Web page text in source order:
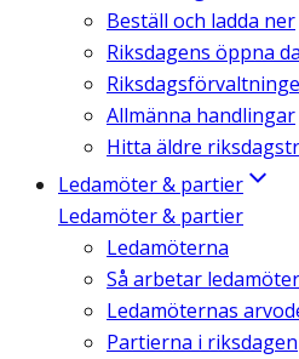
Beställ och ladda ner
Riksdagens öppna
Allmänna handlingar
Hitta äldre
Ledamöter & partier
Ledamöter & partier
Ledamöterna
Så arbetar
Ledamöternas
Partierna i riksdagen